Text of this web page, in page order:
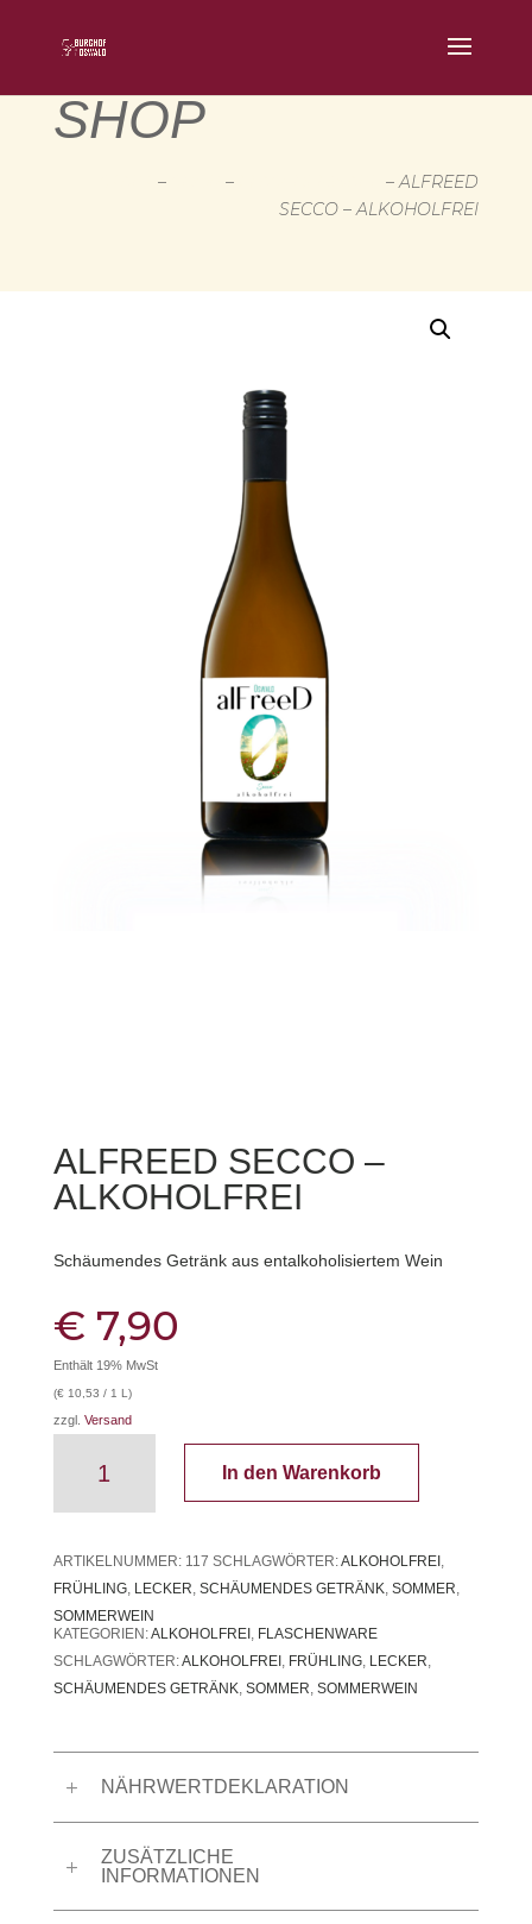
SHOP
– –
– ALFREED
SECCO – ALKOHOLFREI
ALFREED SECCO –
ALKOHOLFREI
Schäumendes Getränk aus entalkoholisiertem Wein
€ 7,90
Enthält 19% MwSt
(€10,53 / 1 L)
zzgl. Versand
Menge
In den Warenkorb
ARTIKELNUMMER: 117 SCHLAGWÖRTER:ALKOHOLFREI,
FRÜHLING, LECKER SCHÄUMENDES GETRÄNK SOMMER
SOMMERWEIN
KATEGORIEN:ALKOHOLFREI, FLASCHENWARE
SCHLAGWÖRTER:ALKOHOLFREI, FRÜHLING, LECKER
SCHÄUMENDES GETRÄNK SOMMER SOMMERWEIN
NÄHRWERTDEKLARATION
ZUSÄTZLICHE
INFORMATIONEN